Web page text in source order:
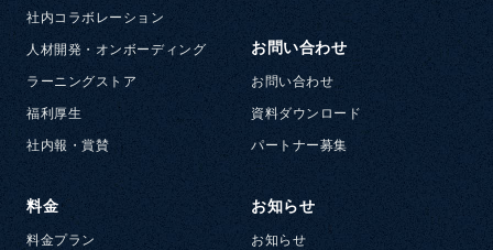
社内コラボレーション
人材開発・オンボーディング
ラーニングストア
福利厚生
社内報・賞賛
料金
料金プラン
お問い合わせ
お問い合わせ
資料ダウンロード
パートナー募集
お知らせ
お知らせ